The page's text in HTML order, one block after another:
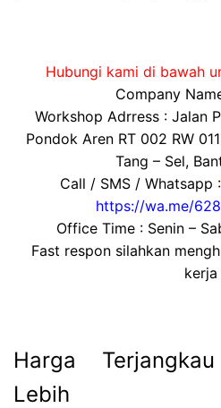
Hubungi kami di bawah
Company
Workshop Adrress : Jalan
Pondok Aren RT 002 RW
Tang – Sel,
Call / SMS / Whatsapp :
https://wa.me/
Office Time : Senin –
Fast respon silahkan
kerja
Harga
Lebih